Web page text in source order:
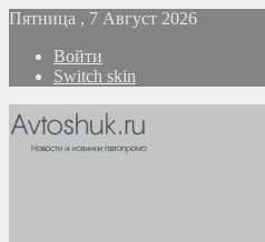
Пятница , 7 Август 2026
Войти
Switch skin